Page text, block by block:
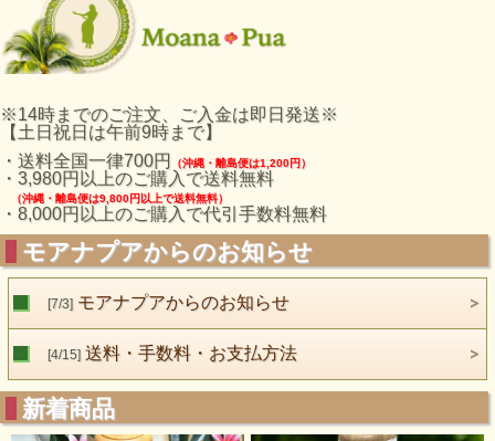
※14時までのご注文、ご入金は即日発送※
【土日祝日は午前9時まで】
・送料全国一律700円 （沖縄・離島便は1,200円）
・3,980円以上のご購入で送料無料
（沖縄・離島便は9,800円以上で送料無料）
・8,000円以上のご購入で代引手数料無料
モアナプアからのお知らせ
[7/3]モアナプアからのお知らせ
[4/15]送料・手数料・お支払方法
新着商品